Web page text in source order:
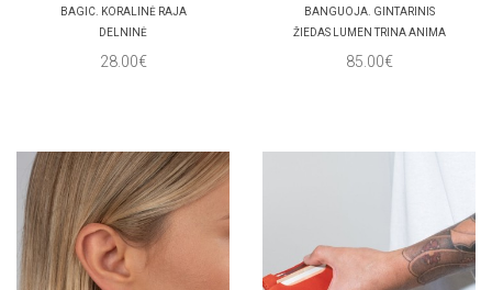
BAGIC. KORALINĖ RAJA
DELNINĖ
28.00€
BANGUOJA. GINTARINIS
ŽIEDAS LUMEN TRINA ANIMA
85.00€